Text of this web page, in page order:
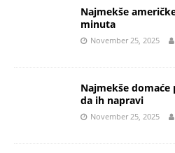
Najmekše
minuta
November 25, 2025
Najmekše domaće
da ih napravi
November 25, 2025